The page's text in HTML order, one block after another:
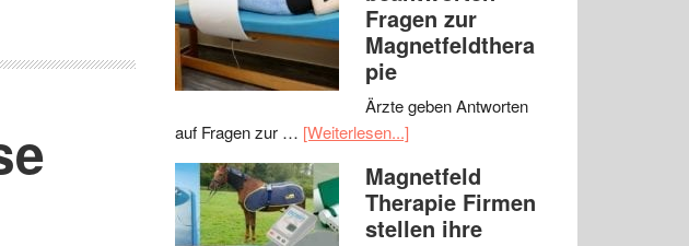
Fragen zur
Magnetfeldthera
pie
Ärzte geben Antworten
auf Fragen zur … [Weiterlesen...]
Magnetfeld
Therapie Firmen
stellen ihre